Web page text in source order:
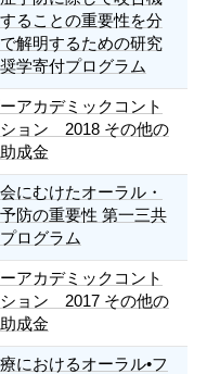
ることの重要性を分
解明するための研究
学寄付プログラム
アカデミックコント
ション 2018 その他の
成金
にむけたオーラル・
防の重要性 第一三共
ログラム
アカデミックコント
ション 2017 その他の
成金
におけるオーラル•フ